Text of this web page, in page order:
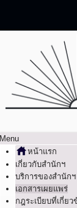
Menu
หน้าแรก
เกี่ยวกับสำนักฯ
บริการของสำนักฯ
เอกสารเผยแพร่
กฎระเบียบที่เกี่ยว